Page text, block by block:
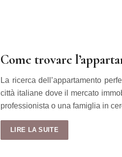
Come trovare
La ricerca dell’appartamento
città italiane dove il mercato
professionista o una famiglia in
LIRE LA SUITE